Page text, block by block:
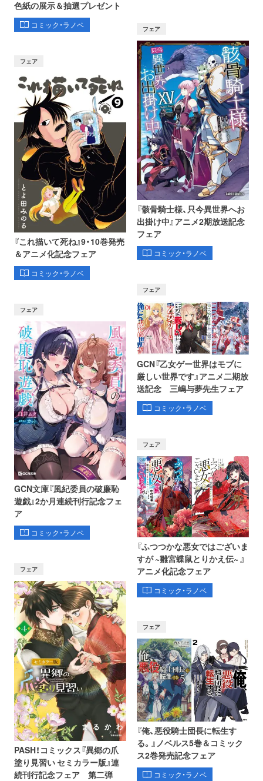
色紙の展示＆抽選プレゼント
コミック・ラノベ
フェア
『これ描いて死ね』9・10巻発売
＆アニメ化記念フェア
コミック・ラノベ
フェア
『骸骨騎士様、只今異世界へお
出掛け中』アニメ2期放送記念
フェア
コミック・ラノベ
フェア
GCN文庫『風紀委員の破廉恥
遊戯』2か月連続刊行記念フェ
ア
コミック・ラノベ
フェア
GCN『乙女ゲー世界はモブに
厳しい世界です』アニメ二期放
送記念 三嶋与夢先生フェア
コミック・ラノベ
フェア
PASH！コミックス『異郷の爪
塗り見習い セミカラー版』連
続刊行記念フェア 第二弾
フェア
『ふつつかな悪女ではございま
すが ~雛宮蝶鼠とりかえ伝~ 』
アニメ化記念フェア
コミック・ラノベ
フェア
『俺、悪役騎士団長に転生す
る。』ノベルス5巻＆コミック
ス2巻発売記念フェア
コミック・ラノベ